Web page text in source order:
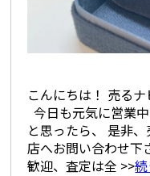
こんにちは！ 売る
今日も元気に営業
と思ったら、 是非
店へお問い合わせ下
歓迎、査定は全 >>